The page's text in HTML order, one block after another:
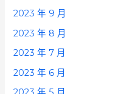
2023 年 9 月
2023 年 8 月
2023 年 7 月
2023 年 6 月